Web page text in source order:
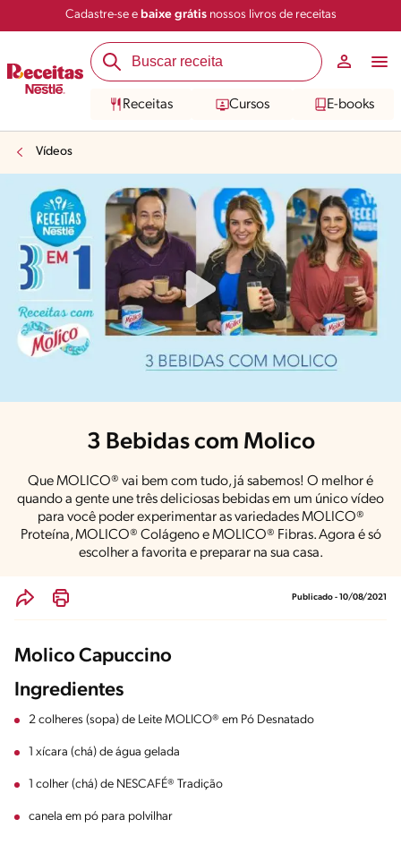
Cadastre-se e baixe grátisnossos livros de receitas
Receitas Cursos E-books
Vídeos
3 Bebidas com Molico
Que MOLICO® vai bem com tudo, já sabemos! O melhor é
quando a gente une três deliciosas bebidas em um único vídeo
para você poder experimentar as variedades MOLICO®
Proteína, MOLICO® Colágeno e MOLICO® Fibras. Agora é só
escolher a favorita e preparar na sua casa.
Publicado - 10/08/2021
Molico Capuccino
Ingredientes
2 colheres (sopa) de Leite MOLICO® em Pó Desnatado
1 xícara (chá) de água gelada
1 colher (chá) de NESCAFÉ® Tradição
canela em pó para polvilhar